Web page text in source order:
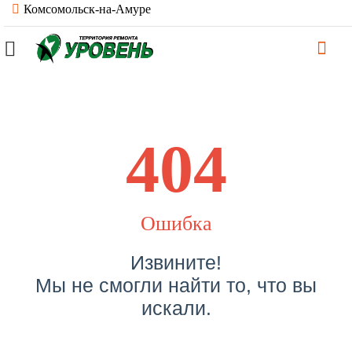
Комсомольск-на-Амуре
404
Ошибка
Извините!
Мы не смогли найти то, что вы
искали.